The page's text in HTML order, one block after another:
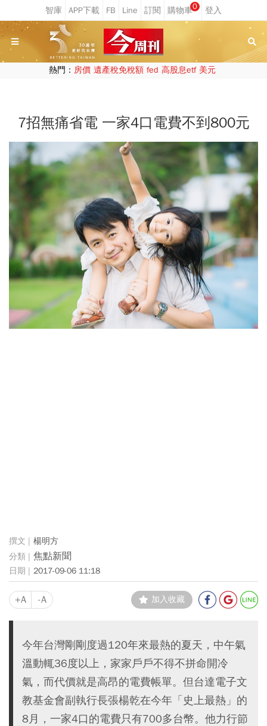
0
熱門： 房價 遺產稅免稅額 fed 高股息etf 美元
7招無痛省電 一家4口電費不到800元
楊明方
焦點新聞
2017-09-06 11:18
+A -A 加入收藏
今年台灣剛剛度過120年來最熱的夏天，中午氣
溫動輒36度以上，家家戶戶不得不拼命開冷
氣，而代價就是高昂的電費帳單。但台達電子文
教基金會副執行長張楊乾在今年「史上最熱」的
8月，一家4口的電費只有700多台幣。他力行節